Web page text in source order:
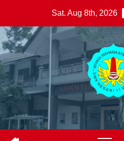
content
Sat. Aug 8th, 2026